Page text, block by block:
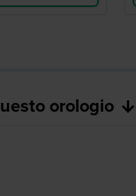
orologio